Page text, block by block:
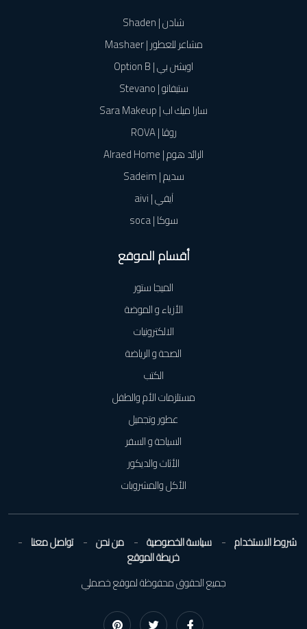
شادن | Shaden
مشاعر للعطور | Mashaer
اوبشن بي | Option B
ستيفانو | Stevano
سارا ميك اب | Sara Makeup
روڤا | ROVA
الرائد هوم | Alraed Home
سديم | Sadeim
آيفي | aivi
سوكا | soca
أقسام الموقع
الميجا ستور
الأزياء و الموضة
الالكترونيات
الصحة و الرياضة
الكتب
مستلزمات الأم والطفل
عطور وتجميل
السياحة و السفر
الأثاث والديكور
الأكل والمشروبات
شروط الاستخدام سياسة الخصوصية من نحن تواصل معنا
خريطة الموقع
جميع الحقوق محفوظة لموقع خصملي